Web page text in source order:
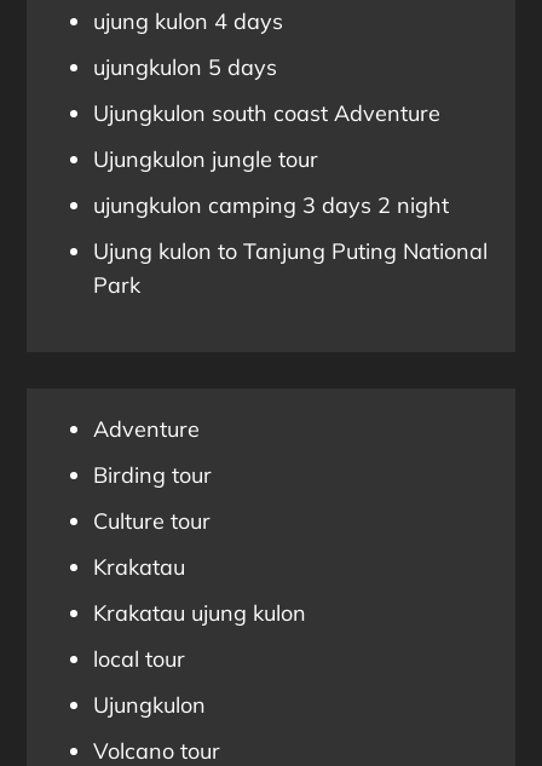
ujung kulon 4 days
ujungkulon 5 days
Ujungkulon south coast Adventure
Ujungkulon jungle tour
ujungkulon camping 3 days 2 night
Ujung kulon to Tanjung Puting National
Park
Adventure
Birding tour
Culture tour
Krakatau
Krakatau ujung kulon
local tour
Ujungkulon
Volcano tour